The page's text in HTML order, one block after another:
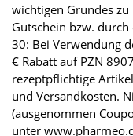
wichtigen Grundes
Gutschein bzw.
30: Bei Verwendung
€ Rabatt auf PZN
rezeptpflichtige
und Versandkosten.
(ausgenommen
unter